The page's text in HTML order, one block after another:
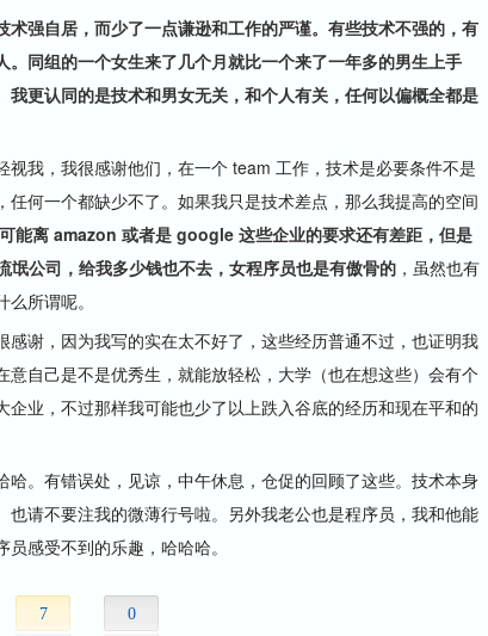
术强自居，而少了一点谦逊和工作的严谨。有些技术不强的，有
同组的一个女生来了几个月就比一个来了一年多的男生上手
更认同的是技术和男女无关，和个人有关，任何以偏概全都是
我，我很感谢他们，在一个 team 工作，技术是必要条件不是
何一个都缺少不了。如果我只是技术差点，那么我提高的空间
能离 amazon 或者是 google 这些企业的要求还有差距，但是
公司，给我多少钱也不去，女程序员也是有傲骨的 ，虽然也有
所谓呢。
谢，因为我写的实在太不好了，这些经历普通不过，也证明我
自己是不是优秀生，就能放轻松，大学（也在想这些）会有个
业，不过那样我可能也少了以上跌入谷底的经历和现在平和的
。有错误处，见谅，中午休息，仓促的回顾了这些。技术本身
请不要注我的微薄行号啦。另外我老公也是程序员，我和他能
感受不到的乐趣，哈哈哈。
7 0